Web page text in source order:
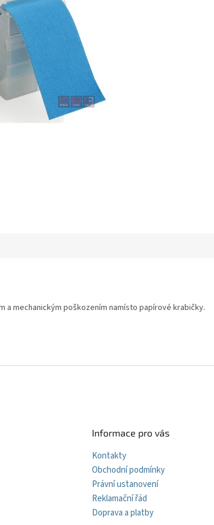
a mechanickým poškozením namísto papírové krabičky.
Informace pro vás
Kontakty
Obchodní podmínky
Právní ustanovení
Reklamační řád
Doprava a platby